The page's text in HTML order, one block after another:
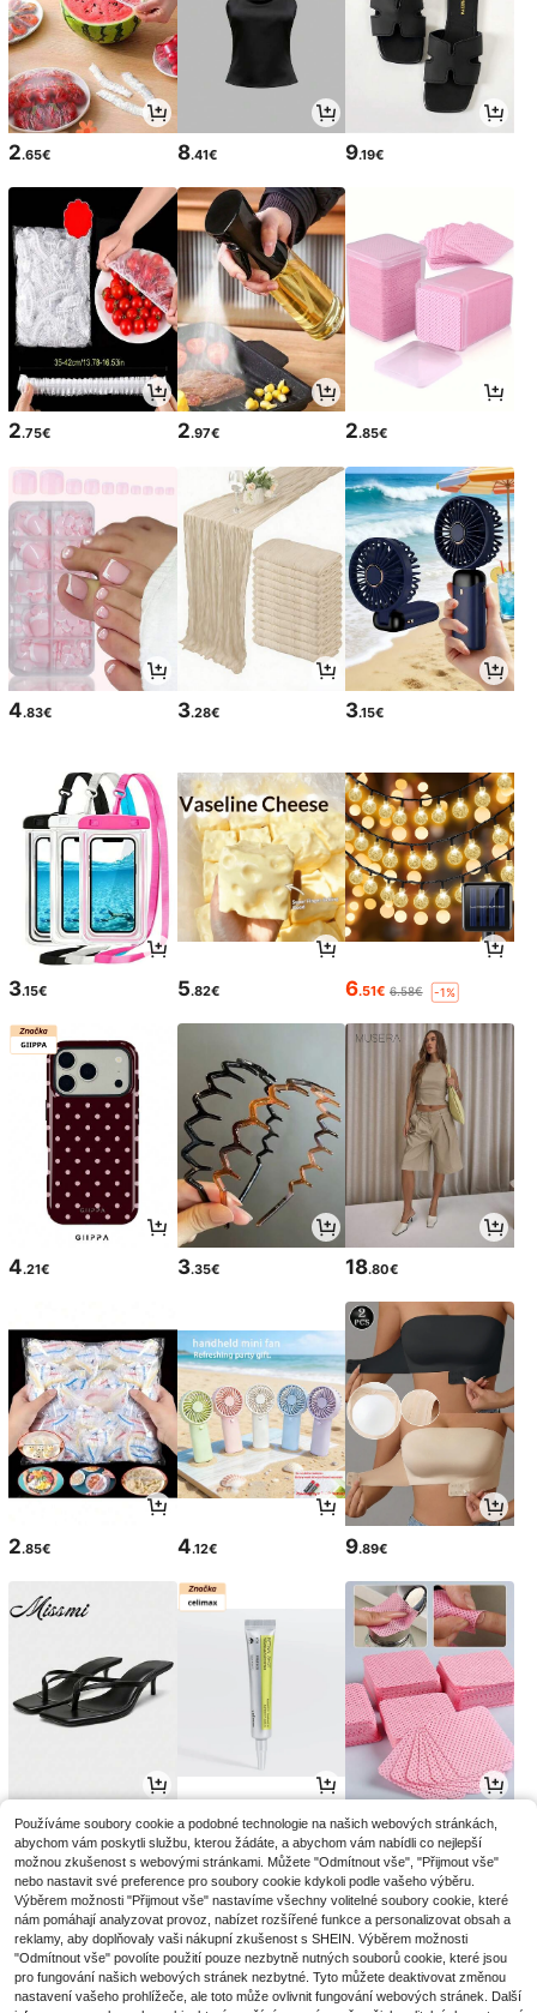
2.65€ 8.41€ 9.19€
2.75€ 2.97€ 2.85€
4.83€ 3.28€ 3.15€
3.15€ 5.82€ 6.51€ 6.58€ -1%
4.21€ 3.35€ 18.80€
2.85€ 4.12€ 9.89€
15.38€ 12.59€ 2.95€2.98€ -1%
Používáme soubory cookie a podobné technologie na našich webových stránkách,
abychom vám poskytli službu, kterou žádáte, a abychom vám nabídli co nejlepší
možnou zkušenost s webovými stránkami. Můžete "Odmítnout vše", "Přijmout vše"
nebo nastavit své preference pro soubory cookie kdykoli podle vašeho výběru.
Výběrem možnosti "Přijmout vše" nastavíme všechny volitelné soubory cookie, které
nám pomáhají analyzovat provoz, nabízet rozšířené funkce a personalizovat obsah a
reklamy, aby doplňovaly vaši nákupní zkušenost s SHEIN. Výběrem možnosti
"Odmítnout vše" povolíte použití pouze nezbytně nutných souborů cookie, které jsou
pro fungování našich webových stránek nezbytné. Tyto můžete deaktivovat změnou
nastavení vašeho prohlížeče, ale toto může ovlivnit fungování webových stránek. Další